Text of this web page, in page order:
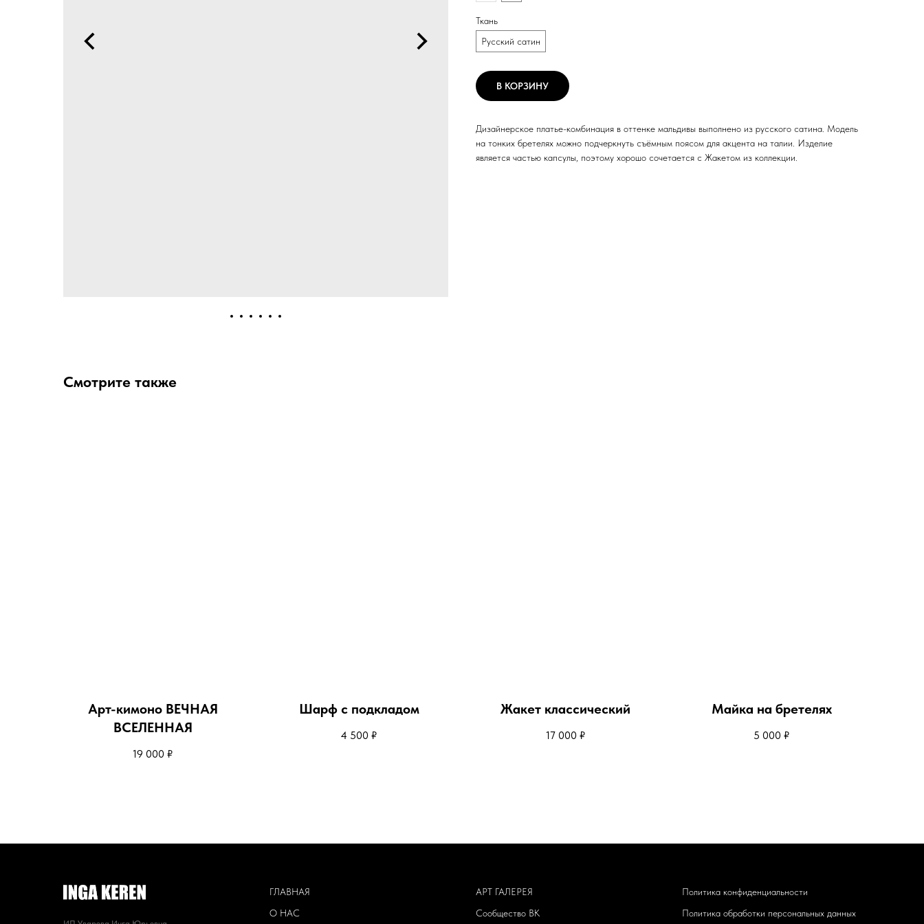
Ткань
Русский сатин
В КОРЗИНУ
Дизайнерское платье-комбинация в оттенке мальдивы выполнено из русского сатина. Модель
на тонких бретелях можно подчеркнуть съёмным поясом для акцента на талии. Изделие
является частью капсулы, поэтому хорошо сочетается с Жакетом из коллекции.
Смотрите также
Арт-кимоно ВЕЧНАЯ
ВСЕЛЕННАЯ
19 000 ₽
Шарф с подкладом
4 500 ₽
Жакет классический
17 000 ₽
Майка на бретелях
5 000 ₽
ГЛАВНАЯ
О НАС
АРТ ГАЛЕРЕЯ
Сообщество ВК
Политика конфиденциальности
Политика обработки персональных данных